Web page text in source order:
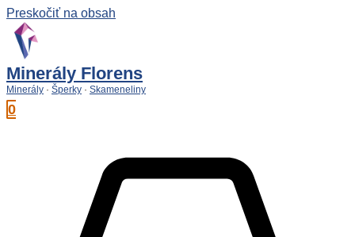
Preskočiť na obsah
Minerály Florens
Minerály · Šperky · Skameneliny
0